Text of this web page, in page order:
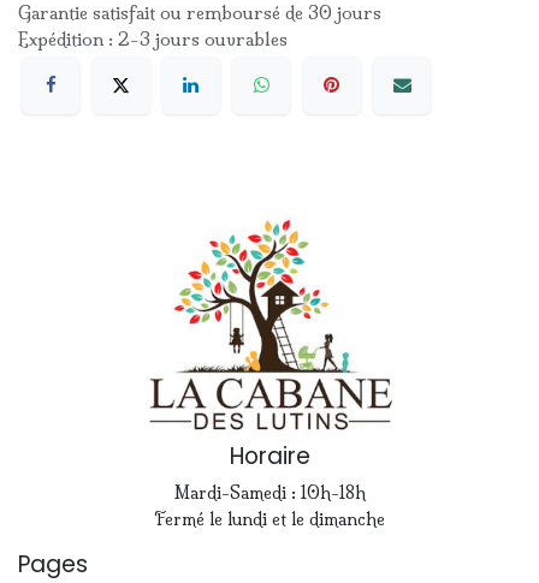
Garantie satisfait ou remboursé de 30 jours
Expédition : 2-3 jours ouvrables
Horaire
Mardi-Samedi : 10h-18h
Fermé le lundi et le dimanche
Pages